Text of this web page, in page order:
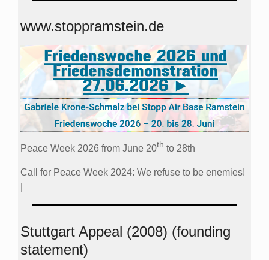
www.stoppramstein.de
Peace Week 2026 from June 20th to 28th
Call for Peace Week 2024: We refuse to be enemies!
Stuttgart Appeal (2008) (founding
statement)